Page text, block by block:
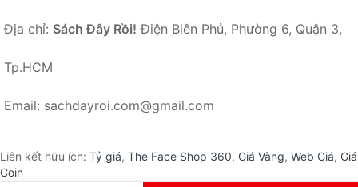
Địa chỉ: Sách Đây Rồi! Điện Biên Phủ, Phường 6, Quận 3,
Tp.HCM
Email: sachdayroi.com@gmail.com
Liên kết hữu ích: Tỷ giá, The Face Shop 360, Giá Vàng, Web Giá, Giá
Coin